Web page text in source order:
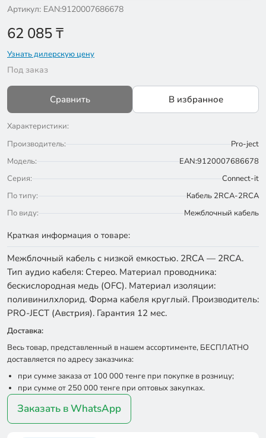
Артикул: EAN:9120007686678
62 085₸
Узнать дилерскую цену
Под заказ
Сравнить В избранное
Характеристики:
Производитель:
Pro-ject
Модель:
EAN:9120007686678
Серия:
Connect-it
По типу:
Кабель 2RCA-2RCA
По виду:
Межблочный кабель
Краткая информация о товаре:
Межблочный кабель с низкой емкостью. 2RCA — 2RCA.
Тип аудио кабеля: Стерео. Материал проводника:
бескислородная медь (OFC). Материал изоляции:
поливинилхлорид. Форма кабеля круглый. Производитель:
PRO-JECT (Австрия). Гарантия 12 мес.
Доставка:
Весь товар, представленный в нашем ассортименте, БЕСПЛАТНО
доставляется по адресу заказчика:
при сумме заказа от 100 000 тенге при покупке в розницу;
при сумме от 250 000 тенге при оптовых закупках.
Заказать в WhatsApp